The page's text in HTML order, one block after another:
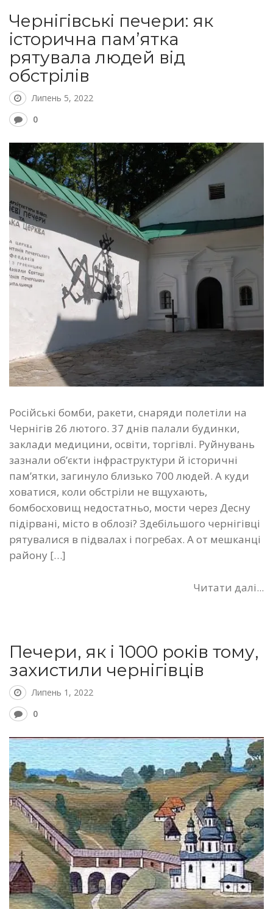
Чернігівські печери: як
історична пам’ятка
рятувала людей від
обстрілів
Липень 5, 2022
0
Російські бомби, ракети, снаряди полетіли на
Чернігів 26 лютого. 37 днів палали будинки,
заклади медицини, освіти, торгівлі. Руйнувань
зазнали об’єкти інфраструктури й історичні
пам’ятки, загинуло близько 700 людей. А куди
ховатися, коли обстріли не вщухають,
бомбосховищ недостатньо, мости через Десну
підірвані, місто в облозі? Здебільшого чернігівці
рятувалися в підвалах і погребах. А от мешканці
району […]
Читати далі...
Печери, як і 1000 років тому,
захистили чернігівців
Липень 1, 2022
0